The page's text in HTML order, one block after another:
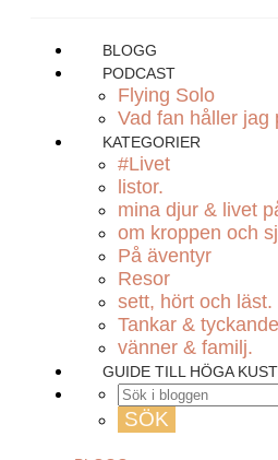
BLOGG
PODCAST
Flying Solo
Vad fan håller jag
KATEGORIER
#Livet
listor.
mina djur & livet
om kroppen och
På äventyr
Resor
sett, hört och läst.
Tankar & tyckande
vänner & familj.
GUIDE TILL HÖGA